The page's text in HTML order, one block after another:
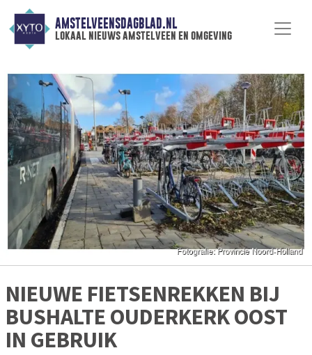
AMSTELVEENSDAGBLAD.NL
lokaal nieuws amstelveen en omgeving
NIEUWE FIETSENREKKEN BIJ
BUSHALTE OUDERKERK OOST
IN GEBRUIK